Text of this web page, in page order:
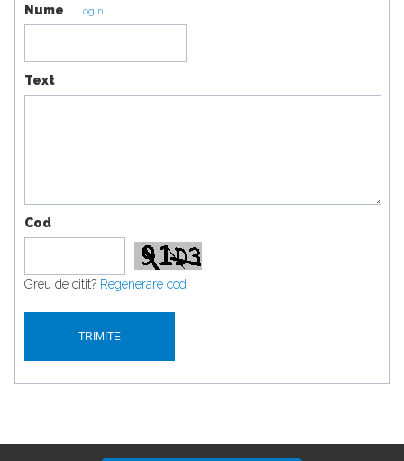
Nume Login
Text
Cod
Greu de citit? Regenerare cod